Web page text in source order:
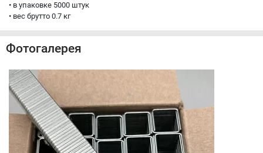
• в упаковке 5000 штук
• вес брутто 0.7 кг
Фотогалерея